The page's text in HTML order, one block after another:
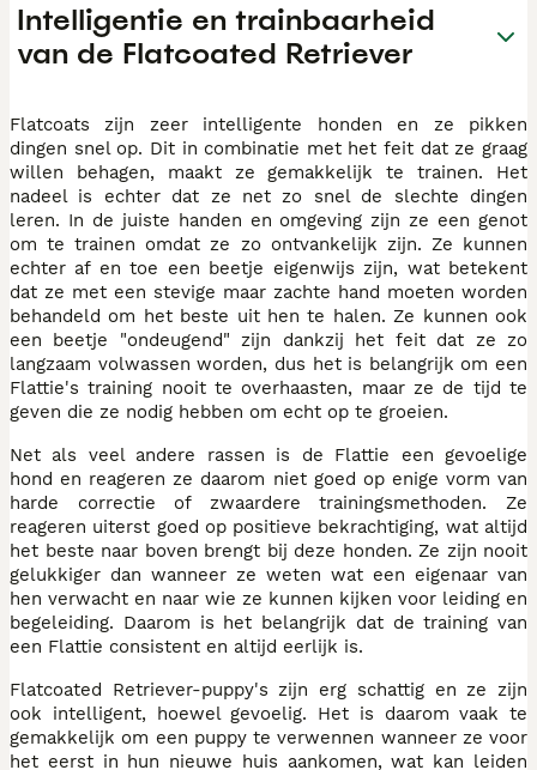
Intelligentie en trainbaarheid
van de Flatcoated Retriever
Flatcoats zijn zeer intelligente honden en ze pikken
dingen snel op. Dit in combinatie met het feit dat ze graag
willen behagen, maakt ze gemakkelijk te trainen. Het
nadeel is echter dat ze net zo snel de slechte dingen
leren. In de juiste handen en omgeving zijn ze een genot
om te trainen omdat ze zo ontvankelijk zijn. Ze kunnen
echter af en toe een beetje eigenwijs zijn, wat betekent
dat ze met een stevige maar zachte hand moeten worden
behandeld om het beste uit hen te halen. Ze kunnen ook
een beetje "ondeugend" zijn dankzij het feit dat ze zo
langzaam volwassen worden, dus het is belangrijk om een
Flattie's training nooit te overhaasten, maar ze de tijd te
geven die ze nodig hebben om echt op te groeien.
Net als veel andere rassen is de Flattie een gevoelige
hond en reageren ze daarom niet goed op enige vorm van
harde correctie of zwaardere trainingsmethoden. Ze
reageren uiterst goed op positieve bekrachtiging, wat altijd
het beste naar boven brengt bij deze honden. Ze zijn nooit
gelukkiger dan wanneer ze weten wat een eigenaar van
hen verwacht en naar wie ze kunnen kijken voor leiding en
begeleiding. Daarom is het belangrijk dat de training van
een Flattie consistent en altijd eerlijk is.
Flatcoated Retriever-puppy's zijn erg schattig en ze zijn
ook intelligent, hoewel gevoelig. Het is daarom vaak te
gemakkelijk om een puppy te verwennen wanneer ze voor
het eerst in hun nieuwe huis aankomen, wat kan leiden